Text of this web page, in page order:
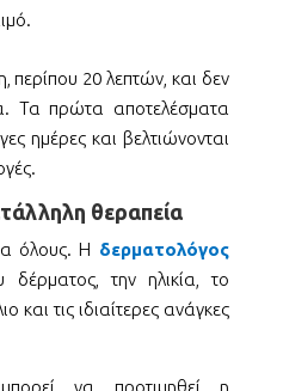
περίπου 20 λεπτών, και δεν
Τα πρώτα αποτελέσματα
ημέρες και βελτιώνονται
θεραπεία
όλους. Η δερματολόγος
δέρματος, την ηλικία, το
και τις ιδιαίτερες ανάγκες
να προτιμηθεί η